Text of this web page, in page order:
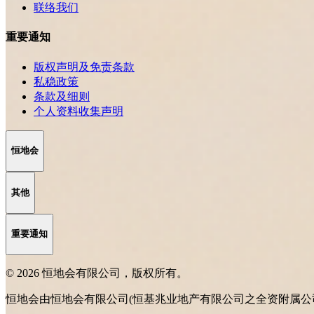
联络我们
重要通知
版权声明及免责条款
私稳政策
条款及细则
个人资料收集声明
恒地会
其他
重要通知
© 2026 恒地会有限公司，版权所有。
恒地会由恒地会有限公司(恒基兆业地产有限公司之全资附属